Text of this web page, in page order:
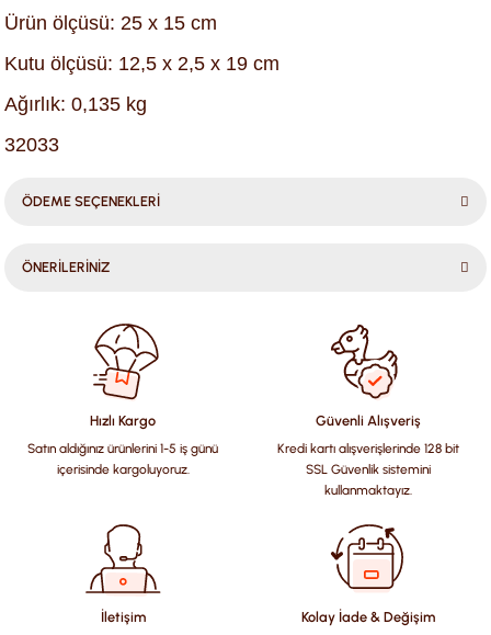
Ürün ölçüsü: 25 x 15 cm
Kutu ölçüsü: 12,5 x 2,5 x 19 cm
Ağırlık: 0,135 kg
32033
ÖDEME SEÇENEKLERİ
ÖNERİLERİNİZ
konularda yetersiz gördüğünüz noktaları öneri formunu
kullanarak tarafımıza iletebilirsiniz.
Görüş ve önerileriniz için teşekkür ederiz.
Ürün resmi kalitesiz, bozuk veya görüntülenemiyor.
Ürün açıklamasında eksik bilgiler bulunuyor.
Ürün bilgilerinde hatalar bulunuyor.
Ürün fiyatı diğer sitelerden daha pahalı.
Bu ürüne benzer farklı alternatifler olmalı.
Hızlı Kargo
Satın aldığınız ürünlerini 1-5 iş günü
içerisinde kargoluyoruz.
Güvenli Alışveriş
Kredi kartı alışverişlerinde 128 bit
SSL Güvenlik sistemini
kullanmaktayız.
İletişim Kolay İade & Değişim